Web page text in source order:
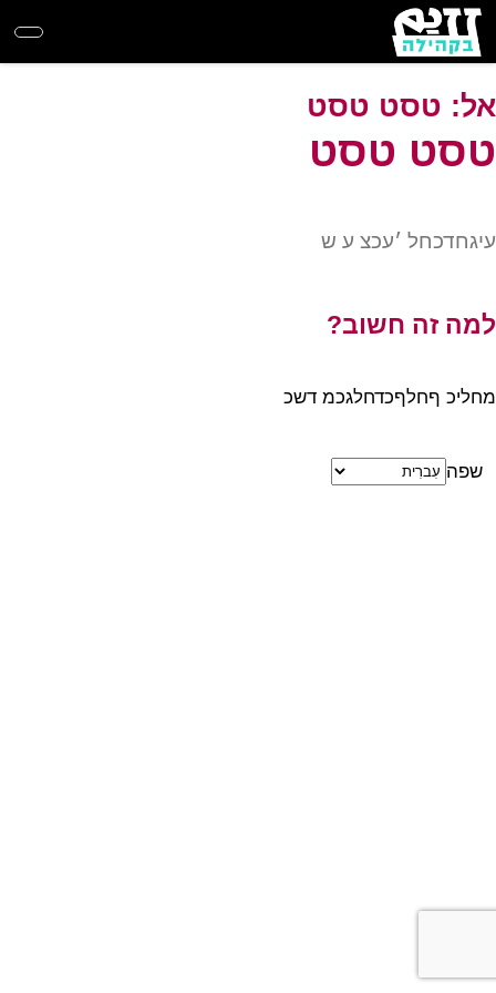
Skip
main
content
אל: טסט טסט
טסט טסט
עיגחדכחל ׳עכצ ע ש
למה זה חשוב?
מחליכ ףחלףכדחלגכמ דשכ
שפה